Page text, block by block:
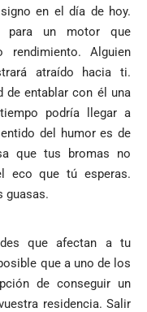
en el día de hoy.
para un motor que
Alguien
atraído hacia ti.
de entablar con él una
podría llegar a
del humor es de
que tus bromas no
eco que tú esperas.
guasas.
que afectan a tu
que a uno de los
de conseguir un
residencia. Salir